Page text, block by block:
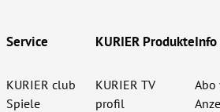
Service
KURIER club
Spiele
KURIER Produkte
KURIER TV
profil
Abo